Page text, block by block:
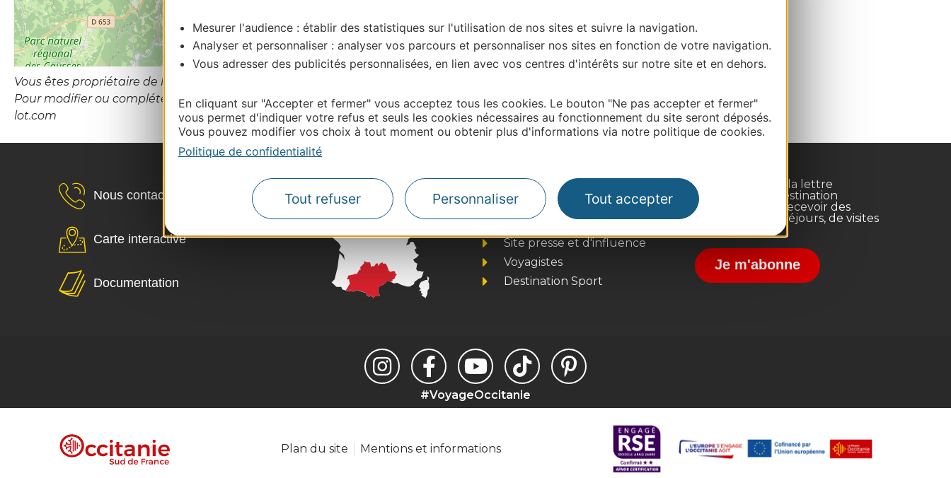
Mesurer l'audience : établir des statistiques sur l'utilisation de nos sites et suivre la navigation.
Analyser et personnaliser : analyser vos parcours et personnaliser nos sites en fonction de votre navigation.
Vous adresser des publicités personnalisées, en lien avec vos centres d'intérêts sur notre site et en dehors.
En cliquant sur "Accepter et fermer" vous acceptez tous les cookies. Le bouton "Ne pas accepter et fermer"
vous permet d'indiquer votre refus et seuls les cookies nécessaires au fonctionnement du site seront déposés.
Vous pouvez modifier vos choix à tout moment ou obtenir plus d'informations via notre politique de cookies.
Politique de confidentialité
Tout refuser Personnaliser Tout accepter
Leaflet| Map data © OpenStreetMap contributors
Vous êtes propriétaire de l’établissement ou le gestionnaire de cette activité?
Pour modifier ou compléter cette fiche, merci de contacter Lot Tourisme en écrivant à vit@tourisme –
lot.com
Nous contacter
Carte interactive
Documentation
Thermalisme
Business/Mice
Site presse et d'influence
Voyagistes
Destination Sport
Inscrivez-vous à la lettre
d'information Destination
Occitanie pour recevoir des
suggestions de séjours, de visites
Je m'abonne
#VoyageOccitanie
Plan du site Mentions et informations